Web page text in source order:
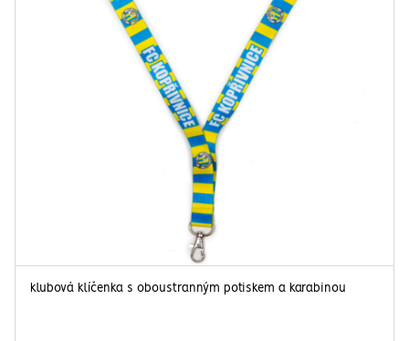
klubová klíčenka s oboustranným potiskem a karabinou